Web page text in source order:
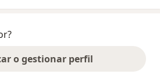
o gestionar perfil